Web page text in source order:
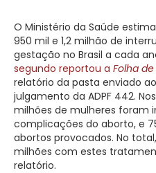
O Ministério da Saúde
950 mil e 1,2 milhão de
gestação no Brasil a cada
segundo reportou a Folha de
relatório da pasta enviado
julgamento da ADPF 442.
milhões de mulheres foram
complicações do aborto, e
abortos provocados. No
milhões com estes
relatório.